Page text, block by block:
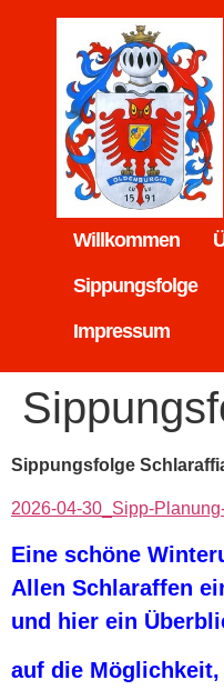
Willkommen
Sippungsfolge
Impressum
Sippungsfolge
2026-04-30_Sipp-
Eine schöne
Allen Schlaraffen
und hier ein
auf die